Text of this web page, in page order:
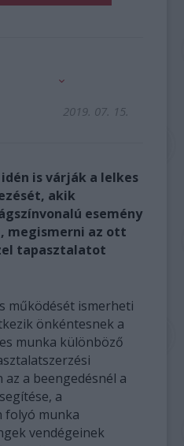
2019. 07. 15.
is várják a lelkes
akik
esemény
megismerni az ott
tapasztalatot
működését ismerheti
önkéntesnek a
munka különböző
a beengedésnél a
a
folyó munka
vendégeinek